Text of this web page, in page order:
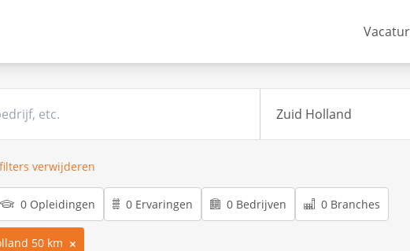
verwijderen
0 Opleidingen 0 Ervaringen 0 Bedrijven 0 Branches
50 km